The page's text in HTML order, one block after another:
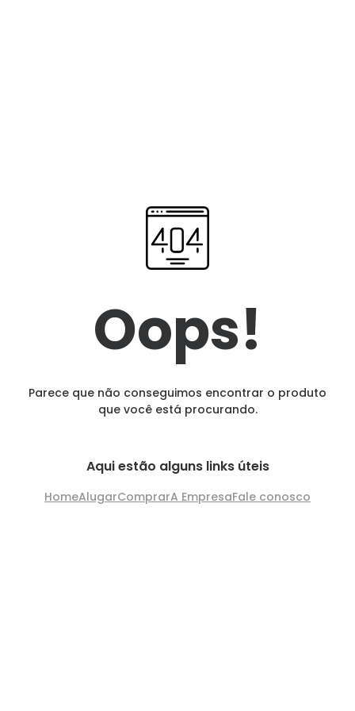
Oops!
Parece que não conseguimos encontrar o produto
que você está procurando.
Aqui estão alguns links úteis
HomeAlugarComprarA EmpresaFale conosco